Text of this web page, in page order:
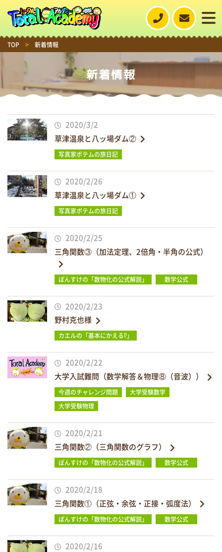
TOP > 新着情報
新着情報
2020/3/2
草津温泉と八ッ場ダム②
写真家ポテムの旅日記
2020/2/26
草津温泉と八ッ場ダム①
写真家ポテムの旅日記
2020/2/25
三角関数③（加法定理、2倍角・半角の公式）
ぽんすけの「数物化の公式解説」 数学公式
2020/2/23
野村克也様
カエルの「基本にかえる⁉」
2020/2/22
大学入試難問（数学解答＆物理⑧（音波））
今週のチャレンジ問題
大学受験数学
大学受験物理
2020/2/21
三角関数②（三角関数のグラフ）
ぽんすけの「数物化の公式解説」 数学公式
2020/2/18
三角関数①（正弦・余弦・正接・弧度法）
ぽんすけの「数物化の公式解説」 数学公式
2020/2/16